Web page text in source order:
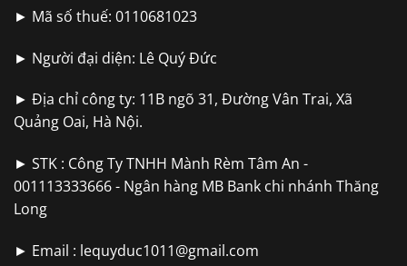
► Mã số thuế: 0110681023
► Người đại diện: Lê Quý Đức
► Địa chỉ công ty: 11B ngõ 31, Đường Vân Trai, Xã
Quảng Oai, Hà Nội.
► STK : Công Ty TNHH Mành Rèm Tâm An -
001113333666 - Ngân hàng MB Bank chi nhánh Thăng
Long
► Email : lequyduc1011@gmail.com